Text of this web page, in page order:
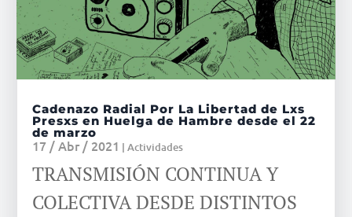
Cadenazo Radial Por La Libertad de Lxs
Presxs en Huelga de Hambre desde el 22
de marzo
17 / Abr / 2021 |Actividades
TRANSMISIÓN CONTINUA Y
COLECTIVA DESDE DISTINTOS